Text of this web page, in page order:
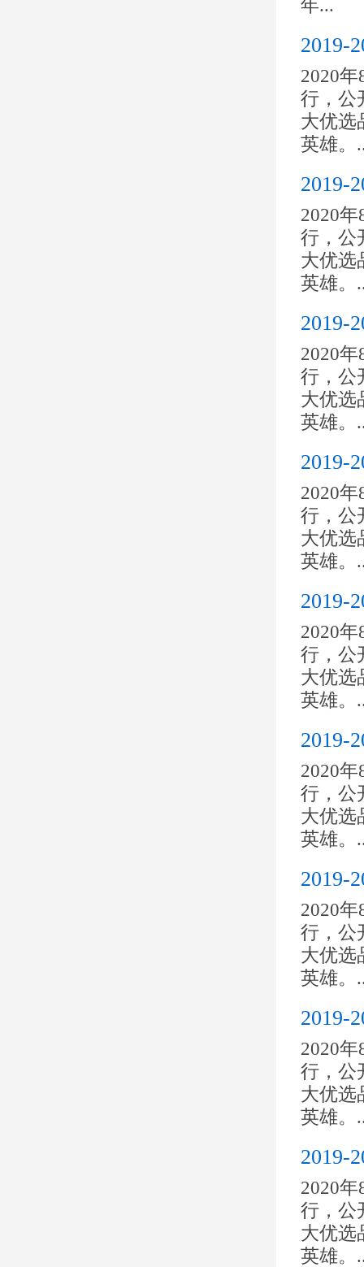
年...
2019-
2020
行，公
大优选
英雄。
2019-
2020
行，公
大优选
英雄。
2019-
2020
行，公
大优选
英雄。
2019-
2020
行，公
大优选
英雄。
2019-
2020
行，公
大优选
英雄。
2019-
2020
行，公
大优选
英雄。
2019-
2020
行，公
大优选
英雄。
2019-
2020
行，公
大优选
英雄。
2019-
2020
行，公
大优选
英雄。